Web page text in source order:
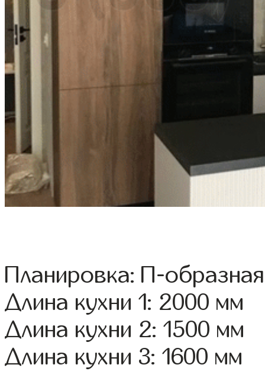
Планировка: П-образная
Длина кухни 1: 2000 мм
Длина кухни 2: 1500 мм
Длина кухни 3: 1600 мм